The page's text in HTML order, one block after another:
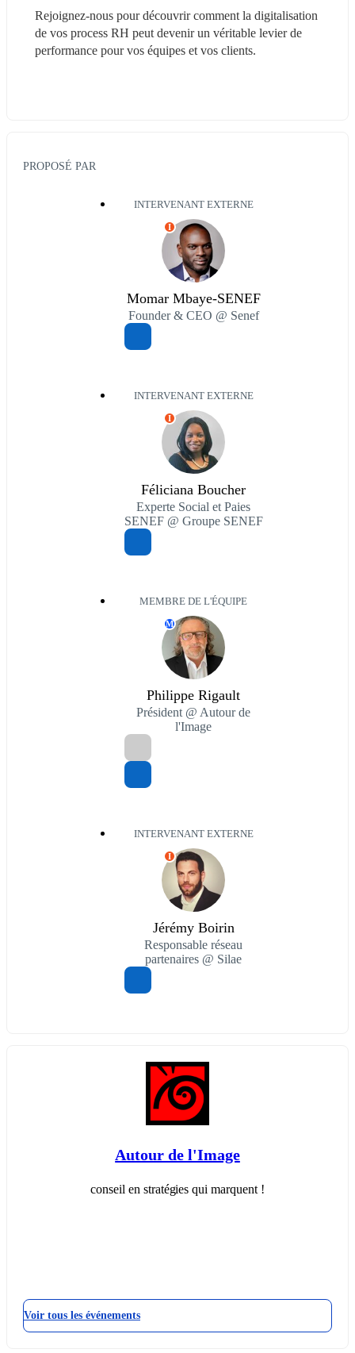
Rejoignez-nous pour découvrir comment la digitalisation
de vos process RH peut devenir un véritable levier de
performance pour vos équipes et vos clients.
PROPOSÉ PAR
INTERVENANT EXTERNE
I
Momar Mbaye-SENEF
Founder & CEO @ Senef
INTERVENANT EXTERNE
I
Féliciana Boucher
Experte Social et Paies
SENEF @ Groupe SENEF
MEMBRE DE L'ÉQUIPE
M
Philippe Rigault
Président @ Autour de
l'Image
INTERVENANT EXTERNE
I
Jérémy Boirin
Responsable réseau
partenaires @ Silae
Autour de l'Image
conseil en stratégies qui marquent !
Voir tous les événements